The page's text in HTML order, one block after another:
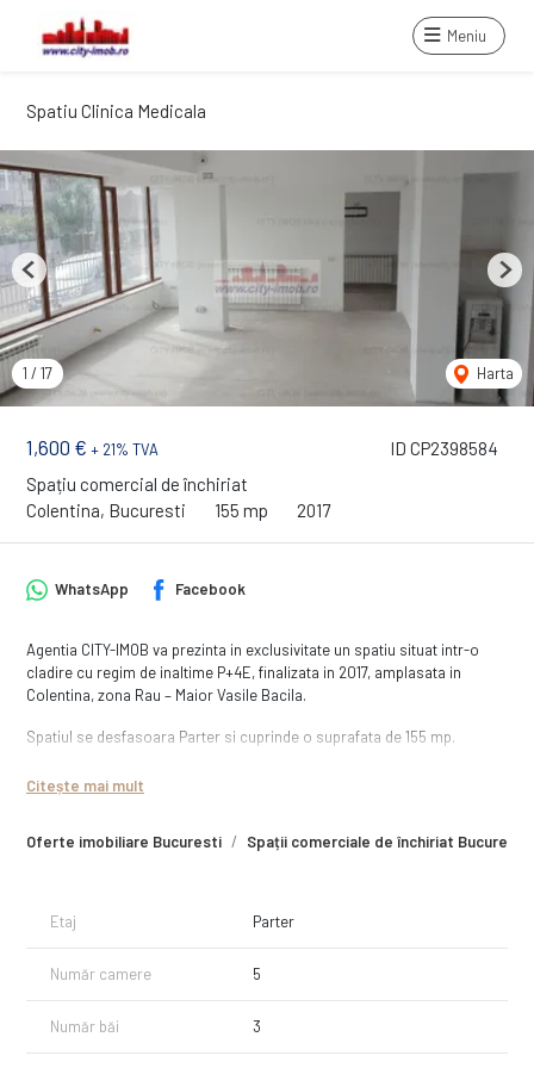
Meniu
Spatiu Clinica Medicala
ID CP2398584
1,600 € + 21% TVA
Spațiu comercial de închiriat
Colentina, Bucuresti
155 mp 2017
1 / 17 Harta
Previous Next
Oferte imobiliare Bucuresti Spații comerciale de închiriat Bucuresti
WhatsApp Facebook
Agentia CITY-IMOB va prezinta in exclusivitate un spatiu situat intr-o
cladire cu regim de inaltime P+4E, finalizata in 2017, amplasata in
Colentina, zona Rau – Maior Vasile Bacila.
Spatiul se desfasoara Parter si cuprinde o suprafata de 155 mp.
Actualmente la interior spatiul este este „la alb” si poate fi amenajat la
cerere in functie de activitatea desfasurata.
Spatiul este compartimentat dupa cum urmeaza: Zona de receptie si
privata.
Spatiul are o foarte buna vizibilitate datorita vitrinei si intrarii stradale si
este pretabil atat pentru birouri cat si pentru diverse activitati
comerciale, clinica medicala, cabinet medicina individuala, cabinet
terapie recuperatorie, centru fitness, sala de evenimente, sau birouri.
Citește mai mult
Etaj Parter
Număr camere 5
Număr băi 3